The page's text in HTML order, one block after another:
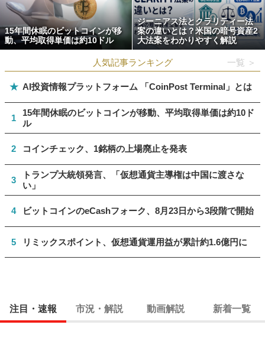
15年間休眠のビットコインが移
動、平均取得単価は約10ドル
ジーニアス法とクラリティー法
案の違いとは？米国の暗号資産2
大法案をわかりやすく解説
人気記事ランキング 一覧 ＞
★ AI投資情報プラットフォーム 「CoinPost Terminal」とは
1
15年間休眠のビットコインが移動、平均取得単価は約10ド
ル
2 コインチェック、1銘柄の上場廃止を発表
3
トランプ大統領発言、「仮想通貨主導権は中国に渡さな
い」
4 ビットコインのeCashフォーク、8月23日から3段階で開始
5 リミックスポイント、仮想通貨運用益が累計約1.6億円に
注目・速報 市況・解説 動画解説 新着一覧